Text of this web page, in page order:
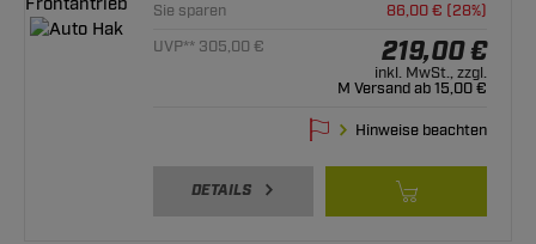
Sie sparen
86,00 € (28%)
UVP** 305,00 €
219,00 €
inkl. MwSt., zzgl.
M Versand ab 15,00 €
Hinweise beachten
DETAILS